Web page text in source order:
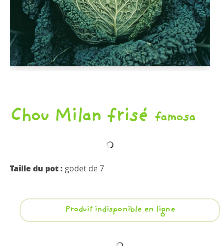
Chou Milan frisé famosa
Taille du pot : godet de 7
Produit indisponible en ligne